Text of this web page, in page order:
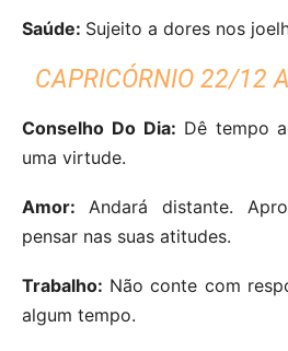
Saúde: Sujeito a dores nos
CAPRICÓRNIO 22/12
Conselho Do Dia: Dê tempo
uma virtude.
Amor: Andará distante.
pensar nas suas atitudes.
Trabalho: Não conte com
algum tempo.